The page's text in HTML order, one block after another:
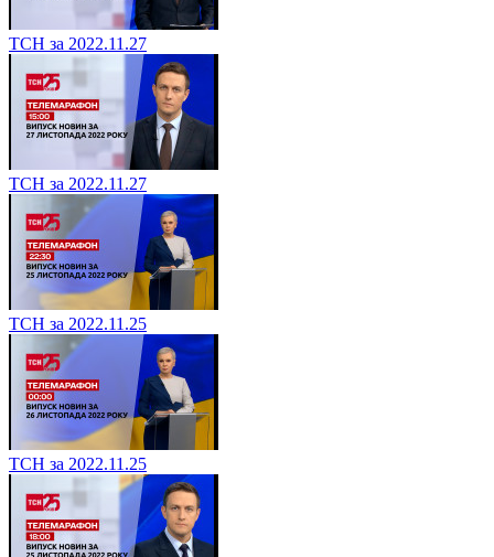
ТСН за 2022.11.27
ТСН за 2022.11.27
ТСН за 2022.11.25
ТСН за 2022.11.25